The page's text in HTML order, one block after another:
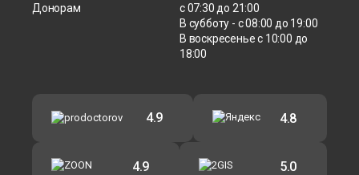
Донорам
с 07:30 до 21:00
В субботу - с 08:00 до 19:00
В воскресенье с 10:00 до
18:00
4.9 4.8
4.9 5.0